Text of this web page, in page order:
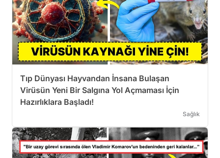
Tıp Dünyası Hayvandan İnsana Bulaşan
Virüsün Yeni Bir Salgına Yol Açmaması İçin
Hazırlıklara Başladı!
Sağlık